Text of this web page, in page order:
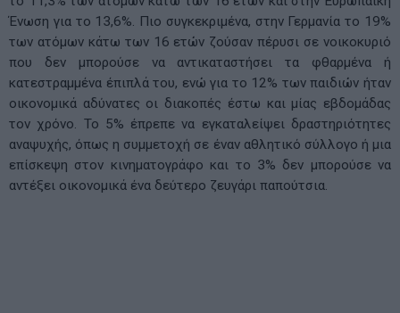
Ένωση για το 13,6%. Πιο συγκεκριμένα, στην Γερμανία το 19%
των ατόμων κάτω των 16 ετών ζούσαν πέρυσι σε νοικοκυριό
που δεν μπορούσε να αντικαταστήσει τα φθαρμένα ή
κατεστραμμένα έπιπλά του, ενώ για το 12% των παιδιών ήταν
οικονομικά αδύνατες οι διακοπές έστω και μίας εβδομάδας
τον χρόνο. Το 5% έπρεπε να εγκαταλείψει δραστηριότητες
αναψυχής, όπως η συμμετοχή σε έναν αθλητικό σύλλογο ή μια
επίσκεψη στον κινηματογράφο και το 3% δεν μπορούσε να
αντέξει οικονομικά ένα δεύτερο ζευγάρι παπούτσια.